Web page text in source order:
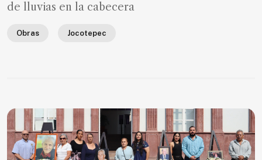
de lluvias en la cabecera
Obras Jocotepec